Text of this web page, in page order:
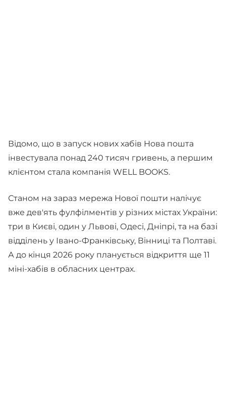
Відомо, що в запуск нових хабів Нова пошта
інвестувала понад 240 тисяч гривень, а першим
клієнтом стала компанія WELL BOOKS.
Станом на зараз мережа Нової пошти налічує
вже дев'ять фулфілментів у різних містах України:
три в Києві, один у Львові, Одесі, Дніпрі, та на базі
відділень у Івано-Франківську, Вінниці та Полтаві.
А до кінця 2026 року планується відкриття ще 11
міні-хабів в обласних центрах.